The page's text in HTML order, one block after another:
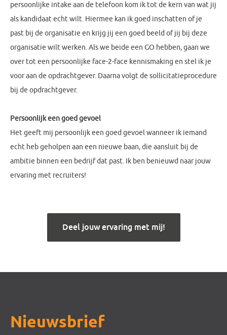
persoonlijke intake aan de telefoon kom ik tot de kern van wat jij
als kandidaat echt wilt. Hiermee kan ik goed inschatten of je
past bij de organisatie en krijg jij een goed beeld of jij bij deze
organisatie wilt werken. Als we beide een GO hebben, gaan we
over tot een persoonlijke face-2-face kennismaking en stel ik je
voor aan de opdrachtgever. Daarna volgt de sollicitatieprocedure
bij de opdrachtgever.
Persoonlijk een goed gevoel
Het geeft mij persoonlijk een goed gevoel wanneer ik iemand
echt heb geholpen aan een nieuwe baan, die aansluit bij de
ambitie binnen een bedrijf dat past. Ik ben benieuwd naar jouw
ervaring met recruiters!
Deel jouw ervaring met mij!
Nieuwsbrief